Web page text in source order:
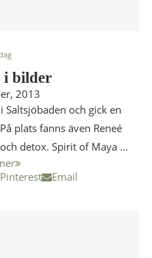
i bilder
2013
Saltsjöbaden och gick en
plats fanns även Reneé
detox. Spirit of Maya …
Pinterest Email